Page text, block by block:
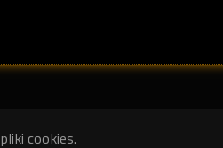
pliki cookies.